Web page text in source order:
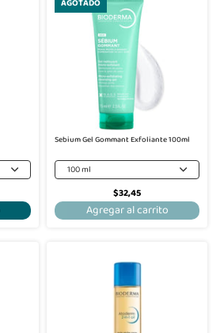
AGOTADO
Sebium Gel Gommant Exfoliante 100ml
100 ml
$32,45
Agregar al carrito